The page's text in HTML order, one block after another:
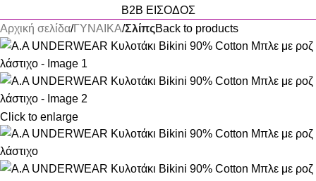
B2B ΕΙΣΟΔΟΣ
Αρχική σελίδα ΓΥΝΑΙΚΑ ΣλίπςBack to products
Click to enlarge